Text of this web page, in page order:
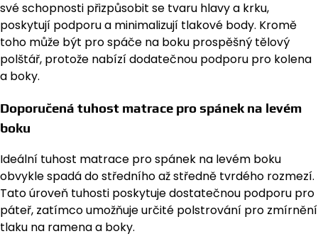
své schopnosti přizpůsobit se tvaru hlavy a krku,
poskytují podporu a minimalizují tlakové body. Kromě
toho může být pro spáče na boku prospěšný tělový
polštář, protože nabízí dodatečnou podporu pro kolena
a boky.
Doporučená tuhost matrace pro spánek na levém
boku
Ideální tuhost matrace pro spánek na levém boku
obvykle spadá do středního až středně tvrdého rozmezí.
Tato úroveň tuhosti poskytuje dostatečnou podporu pro
páteř, zatímco umožňuje určité polstrování pro zmírnění
tlaku na ramena a boky.